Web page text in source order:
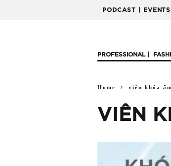
PODCAST | EVENTS
PROFESSIONAL
Home viên khóa ẩm
VIÊN